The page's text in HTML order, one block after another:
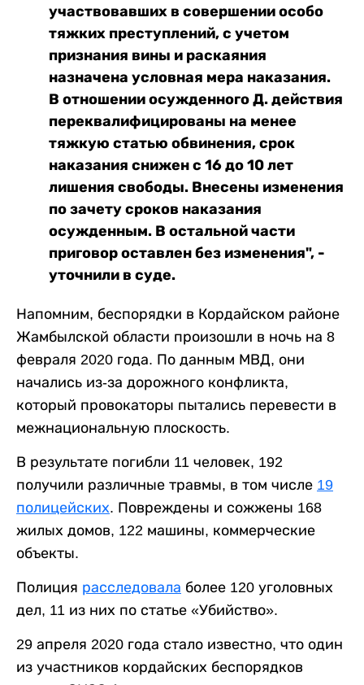
участвовавших в совершении особо
тяжких преступлений, с учетом
признания вины и раскаяния
назначена условная мера наказания.
В отношении осужденного Д. действия
переквалифицированы на менее
тяжкую статью обвинения, срок
наказания снижен с 16 до 10 лет
лишения свободы. Внесены изменения
по зачету сроков наказания
осужденным. В остальной части
приговор оставлен без изменения", -
уточнили в суде.
Напомним, беспорядки в Кордайском районе
Жамбылской области произошли в ночь на 8
февраля 2020 года. По данным МВД, они
начались из-за дорожного конфликта,
который провокаторы пытались перевести в
межнациональную плоскость.
В результате погибли 11 человек, 192
получили различные травмы, в том числе 19
полицейских. Повреждены и сожжены 168
жилых домов, 122 машины, коммерческие
объекты.
Полиция расследовала более 120 уголовных
дел, 11 из них по статье «Убийство».
29 апреля 2020 года стало известно, что один
из участников кордайских беспорядков